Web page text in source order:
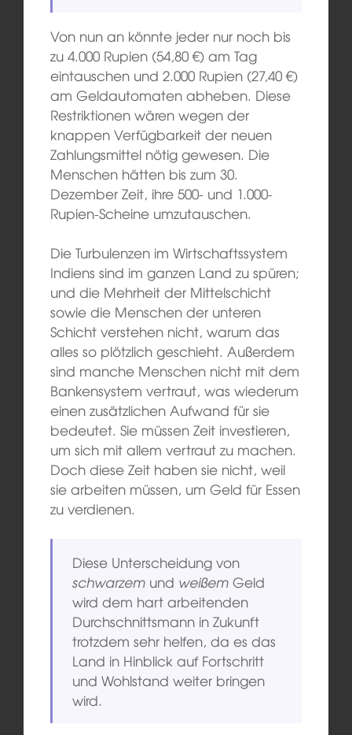
Von nun an könnte jeder nur noch bis
zu 4.000 Rupien (54,80 €) am Tag
eintauschen und 2.000 Rupien (27,40 €)
am Geldautomaten abheben. Diese
Restriktionen wären wegen der
knappen Verfügbarkeit der neuen
Zahlungsmittel nötig gewesen. Die
Menschen hätten bis zum 30.
Dezember Zeit, ihre 500- und 1.000-
Rupien-Scheine umzutauschen.
Die Turbulenzen im Wirtschaftssystem
Indiens sind im ganzen Land zu spüren;
und die Mehrheit der Mittelschicht
sowie die Menschen der unteren
Schicht verstehen nicht, warum das
alles so plötzlich geschieht. Außerdem
sind manche Menschen nicht mit dem
Bankensystem vertraut, was wiederum
einen zusätzlichen Aufwand für sie
bedeutet. Sie müssen Zeit investieren,
um sich mit allem vertraut zu machen.
Doch diese Zeit haben sie nicht, weil
sie arbeiten müssen, um Geld für Essen
zu verdienen.
Diese Unterscheidung von
schwarzem und weißem Geld
wird dem hart arbeitenden
Durchschnittsmann in Zukunft
trotzdem sehr helfen, da es das
Land in Hinblick auf Fortschritt
und Wohlstand weiter bringen
wird.